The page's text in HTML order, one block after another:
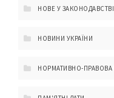
НОВЕ У ЗАКОНОДАВСТВІ
НОВИНИ УКРАЇНИ
НОРМАТИВНО-ПРАВОВА